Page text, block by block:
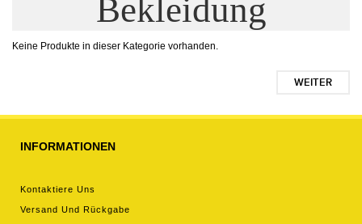
Bekleidung
Keine Produkte in dieser Kategorie vorhanden.
WEITER
INFORMATIONEN
Kontaktiere Uns
Versand Und Rückgabe